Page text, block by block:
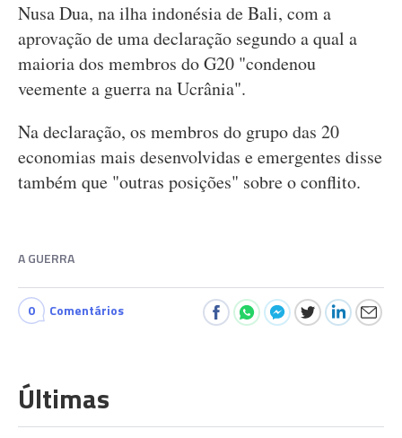
Nusa Dua, na ilha indonésia de Bali, com a
aprovação de uma declaração segundo a qual a
maioria dos membros do G20 "condenou
veemente a guerra na Ucrânia".
Na declaração, os membros do grupo das 20
economias mais desenvolvidas e emergentes disse
também que "outras posições" sobre o conflito.
A GUERRA
0 Comentários
Últimas